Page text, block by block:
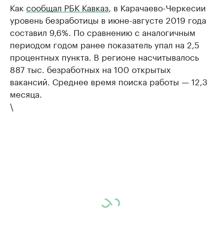
Как сообщал РБК Кавказ , в Карачаево-Черкесии
уровень безработицы в июне-августе 2019 года
составил 9,6%. По сравнению с аналогичным
периодом годом ранее показатель упал на 2,5
процентных пункта. В регионе насчитывалось
887 тыс. безработных на 100 открытых
вакансий. Среднее время поиска работы — 12,3
месяца.
\